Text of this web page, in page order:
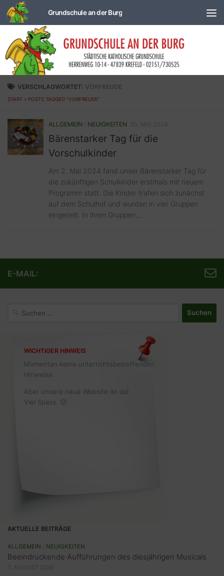
Zum Inhalt springen
VERSCHLAGWORTET: VORFREUDE
START » POSTS TAGGED "VORFREUDE"
ALLGEMEIN NEUIGKEITEN
Bärenstarker Tag für die
Vorschulkinder
Am 2. Mai 2024 fand unser Bärenstarker Tag für
die zukünftigen Schulkinder erstmals mit neuem
Programm statt. Die Kinder trafen sich zunächst
auf dem Schulhof und wurden in vier Gruppen
eingeteilt. In ihren Gruppen,...
E-MAIL:
WICHTIGER HINWEIS
Momentan keine unterrichtsbetreffenden
Hinweise.
Aber unsere neue Website ist da!
Viel Spass. 🙂
AKTUELLE BEITRÄGE
ALLGEMEIN NEUIGKEITEN
Beeindruckende Aufführungen des diesjährigen Musicals